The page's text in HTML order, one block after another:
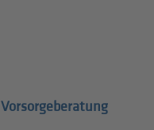
Vorsorgeberatung